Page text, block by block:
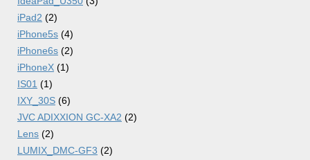
iPad2 (2)
iPhone5s (4)
iPhone6s (2)
iPhoneX (1)
IS01 (1)
IXY_30S (6)
JVC ADIXXION GC-XA2 (2)
Lens (2)
LUMIX_DMC-GF3 (2)